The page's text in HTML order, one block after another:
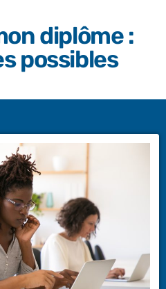
diplôme :
possibles